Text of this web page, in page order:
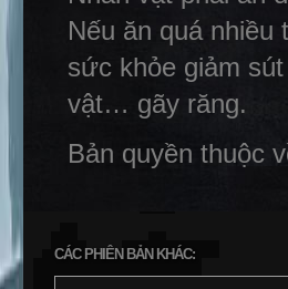
Nếu ăn quá
sức khỏe giảm
vật… gãy răng.
Bản quyền thuộc
CÁC PHIÊN BẢN KHÁC: